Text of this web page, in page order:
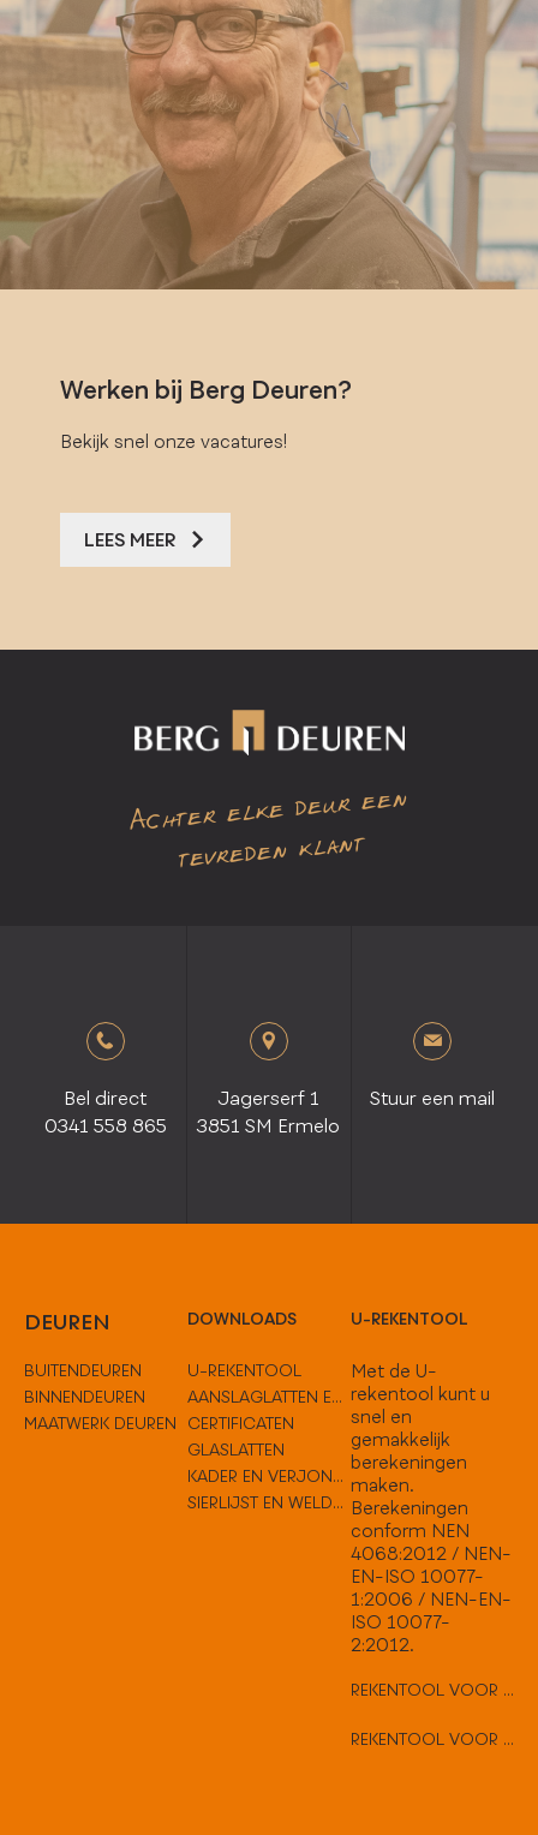
Werken bij Berg Deuren?
Bekijk snel onze vacatures!
LEES MEER
Achter elke deur een
tevreden klant
Bel direct
0341 558 865
Jagerserf 1
3851 SM Ermelo
Stuur een mail
DEUREN
BUITENDEUREN
BINNENDEUREN
MAATWERK DEUREN
DOWNLOADS
U-REKENTOOL
AANSLAGLATTEN EN TUSSENOPLOSSINGEN
CERTIFICATEN
GLASLATTEN
KADER EN VERJONGEN
SIERLIJST EN WELDORPELS
U-REKENTOOL
Met de U-
rekentool kunt u
snel en
gemakkelijk
berekeningen
maken.
Berekeningen
conform NEN
4068:2012 / NEN-
EN-ISO 10077-
1:2006 / NEN-EN-
ISO 10077-
2:2012.
REKENTOOL VOOR VLAKKE DEUREN
REKENTOOL VOOR HARD HOUTEN DEUREN